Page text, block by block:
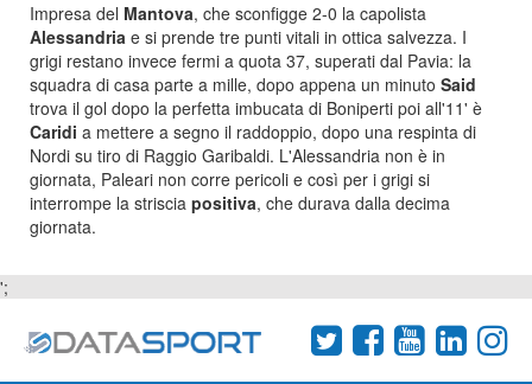
Impresa del Mantova, che sconfigge 2-0 la capolista
Alessandria e si prende tre punti vitali in ottica salvezza. I
grigi restano invece fermi a quota 37, superati dal Pavia: la
squadra di casa parte a mille, dopo appena un minuto Said
trova il gol dopo la perfetta imbucata di Boniperti poi all'11' è
Caridi a mettere a segno il raddoppio, dopo una respinta di
Nordi su tiro di Raggio Garibaldi. L'Alessandria non è in
giornata, Paleari non corre pericoli e così per i grigi si
interrompe la striscia positiva, che durava dalla decima
giornata.
';